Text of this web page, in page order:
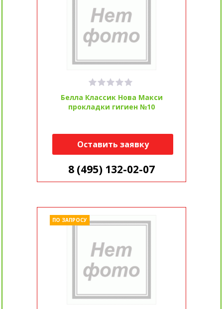
Белла Классик Нова Макси
прокладки гигиен №10
Оставить заявку
8 (495) 132-02-07
ПО ЗАПРОСУ